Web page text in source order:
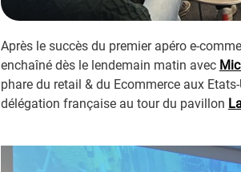
Après le succès du premier apéro e-
enchaîné dès le lendemain matin avec
phare du retail & du Ecommerce aux
délégation française au tour du pavillon